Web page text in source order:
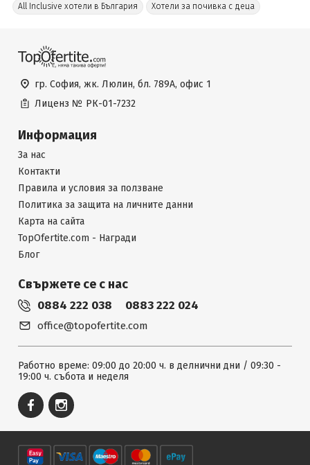
All Inclusive хотели в България
Хотели за почивка с деца
гр. София, жк. Люлин, бл. 789А, офис 1
Лиценз № РК-01-7232
Информация
За нас
Контакти
Правила и условия за ползване
Политика за защита на личните данни
Карта на сайта
TopOfertite.com - Награди
Блог
Свържете се с нас
0884 222 038 0883 222 024
office@topofertite.com
Работно време: 09:00 до 20:00 ч. в делнични дни / 09:30 -
19:00 ч. събота и неделя